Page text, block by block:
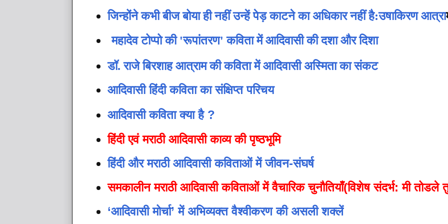
जिन्होंने कभी बीज बोया ही नहीं उन्हें पेड़ काटने का अधिकार नहीं है:उषाकिरण आत्रा
महादेव टोप्पो की 'रूपांतरण' कविता में आदिवासी की दशा और दिशा
डॉ. राजे बिरशाह आत्राम की कविता में आदिवासी अस्मिता का संकट
आदिवासी हिंदी कविता का संक्षिप्त परिचय
आदिवासी कविता क्या है ?
हिंदी एवं मराठी आदिवासी काव्य कीपृष्ठभूमि
हिंदी और मराठी आदिवासी कविताओं में जीवन-संघर्ष
समकालीन मराठी आदिवासी कविताओं में वैचारिक चुनौतियाँ(विशेष संदर्भ: मी तोडले
‘आदिवासी मोर्चा’ में अभिव्यक्त वैश्वीकरण की असली शक्लें